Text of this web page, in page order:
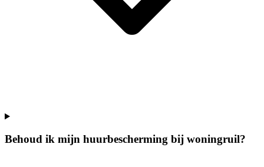
Behoud ik mijn huurbescherming bij woningruil?